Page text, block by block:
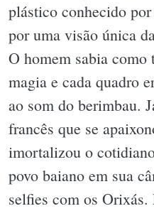
plástico conhecido
por uma visão única
O homem sabia como
magia e cada quadro
ao som do berimbau.
francês que se
imortalizou o
povo baiano em sua
selfies com os